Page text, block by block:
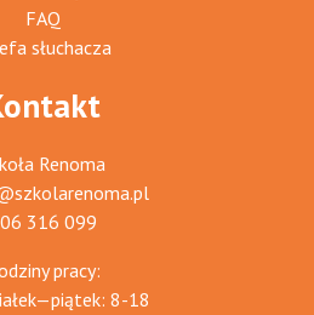
FAQ
słuchacza
Renoma
316 099
pracy:
8-18